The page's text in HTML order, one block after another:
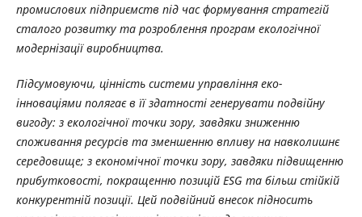
промислових підприємств під час формування стратегій
сталого розвитку та розроблення програм екологічної
модернізації виробництва.
Підсумовуючи, цінність системи управління еко-
інноваціями полягає в її здатності генерувати подвійну
вигоду: з екологічної точки зору, завдяки зниженню
споживання ресурсів та зменшенню впливу на навколишнє
середовище; з економічної точки зору, завдяки підвищенню
прибутковості, покращенню позицій ESG та більш стійкій
конкурентній позиції. Цей подвійний внесок підносить